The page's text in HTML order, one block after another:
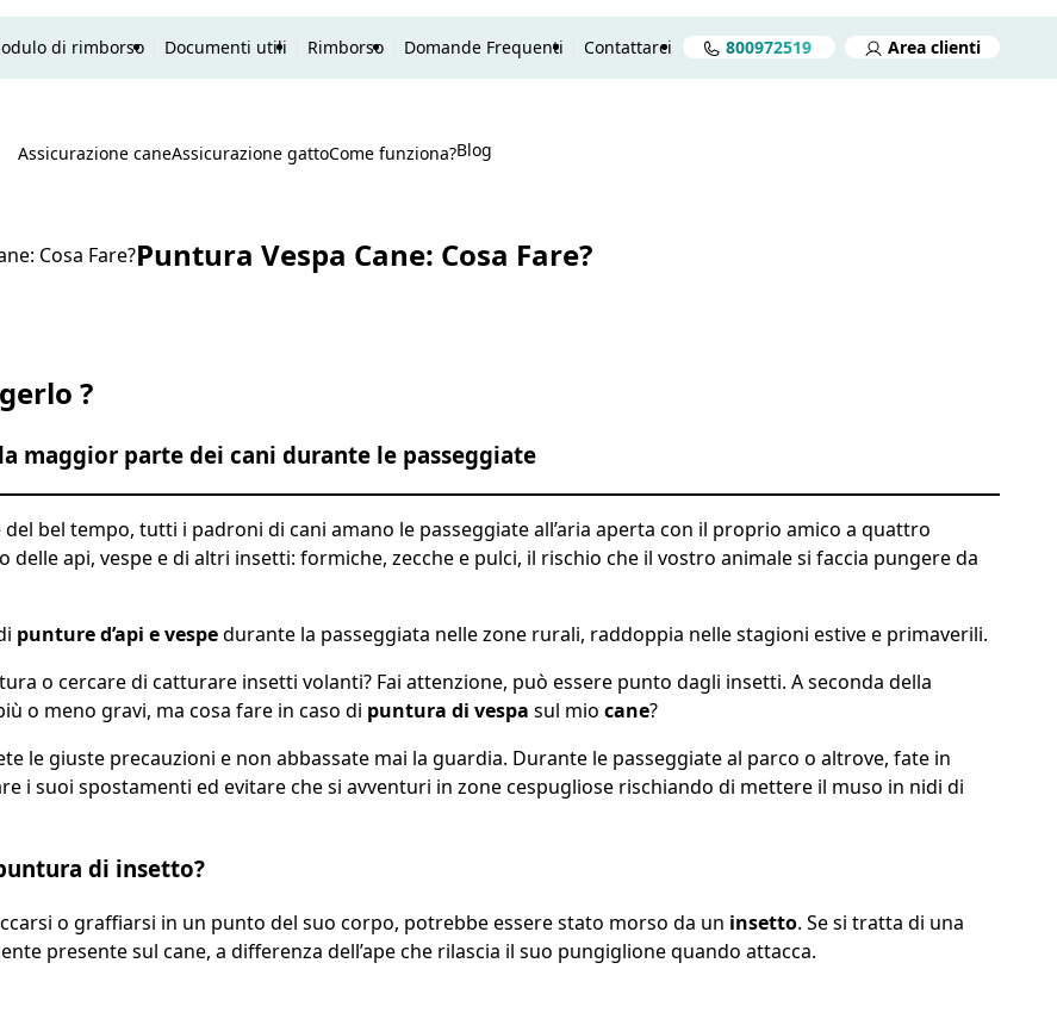
di rimborso Documenti utili Rimborso Domande Frequenti Contattarci 800972519 Area clienti
Ricerca
Assicurazione caneAssicurazione gattoCome funziona?Blog
Cosa Fare?Puntura Vespa Cane: Cosa Fare?
?
maggior parte dei cani durante le passeggiate
del bel tempo, tutti i padroni di cani amano le passeggiate all’aria aperta con il proprio amico a quattro
api, vespe e di altri insetti: formiche, zecche e pulci, il rischio che il vostro animale si faccia pungere da
punture d’api e vespedurante la passeggiata nelle zone rurali, raddoppia nelle stagioni estive e primaverili.
o cercare di catturare insetti volanti? Fai attenzione, può essere punto dagli insetti. A seconda della
o meno gravi, ma cosa fare in caso di puntura di vespa sul mio cane?
le giuste precauzioni e non abbassate mai la guardia. Durante le passeggiate al parco o altrove, fate in
i suoi spostamenti ed evitare che si avventuri in zone cespugliose rischiando di mettere il muso in nidi di
di insetto?
o graffiarsi in un punto del suo corpo, potrebbe essere stato morso da un insetto. Se si tratta di una
presente sul cane, a differenza dell’ape che rilascia il suo pungiglione quando attacca.